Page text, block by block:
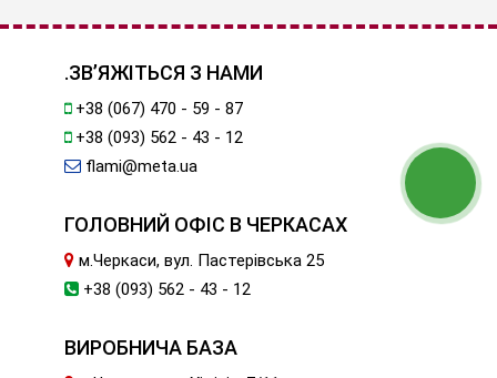
.ЗВ’ЯЖІТЬСЯ З НАМИ
+38 (067) 470 - 59 - 87
+38 (093) 562 - 43 - 12
flami@meta.ua
ГОЛОВНИЙ ОФІС В ЧЕРКАСАХ
м.Черкаси, вул. Пастерівська 25
+38 (093) 562 - 43 - 12
ВИРОБНИЧА БАЗА